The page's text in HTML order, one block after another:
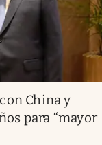
China y
para “mayor